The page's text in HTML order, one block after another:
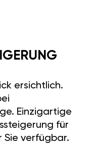
ersichtlich.
Einzigartige
für
Sie verfügbar.